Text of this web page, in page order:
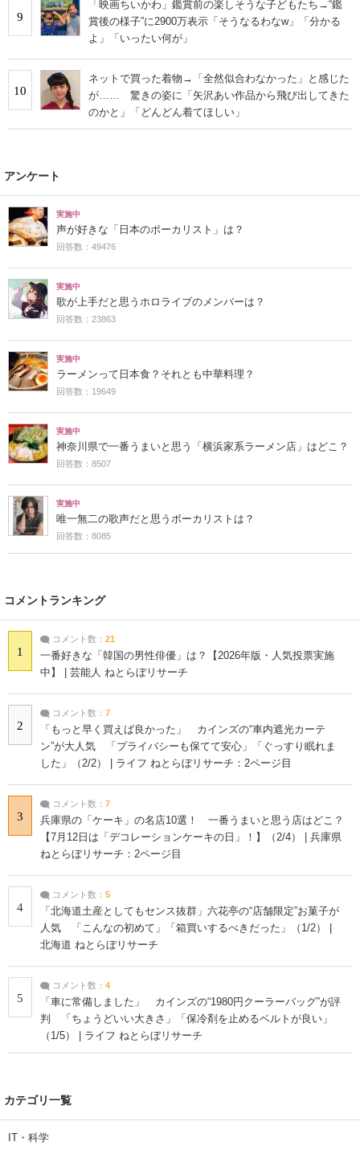
9
「映画ちいかわ」鑑賞前の楽しそうな子どもたち→“鑑
賞後の様子”に2900万表示「そうなるわなw」「分かる
よ」「いったい何が」
10
ネットで買った着物→「全然似合わなかった」と感じた
が…… 驚きの姿に「矢沢あい作品から飛び出してきた
のかと」「どんどん着てほしい」
アンケート
実施中
声が好きな「日本のボーカリスト」は？
回答数：49476
実施中
歌が上手だと思うホロライブのメンバーは？
回答数：23863
実施中
ラーメンって日本食？それとも中華料理？
回答数：19649
実施中
神奈川県で一番うまいと思う「横浜家系ラーメン店」はどこ？
回答数：8507
実施中
唯一無二の歌声だと思うボーカリストは？
回答数：8085
コメントランキング
1
コメント数： 21
一番好きな「韓国の男性俳優」は？【2026年版・人気投票実施
中】 | 芸能人 ねとらぼリサーチ
2
コメント数： 7
「もっと早く買えば良かった」 カインズの“車内遮光カーテ
ン”が大人気 「プライバシーも保てて安心」「ぐっすり眠れま
した」（2/2） | ライフ ねとらぼリサーチ：2ページ目
3
コメント数： 7
兵庫県の「ケーキ」の名店10選！ 一番うまいと思う店はどこ？
【7月12日は「デコレーションケーキの日」！】（2/4） | 兵庫県
ねとらぼリサーチ：2ページ目
4
コメント数： 5
「北海道土産としてもセンス抜群」六花亭の“店舗限定”お菓子が
人気 「こんなの初めて」「箱買いするべきだった」（1/2） |
北海道 ねとらぼリサーチ
5
コメント数： 4
「車に常備しました」 カインズの“1980円クーラーバッグ”が評
判 「ちょうどいい大きさ」「保冷剤を止めるベルトが良い」
（1/5） | ライフ ねとらぼリサーチ
カテゴリ一覧
IT・科学